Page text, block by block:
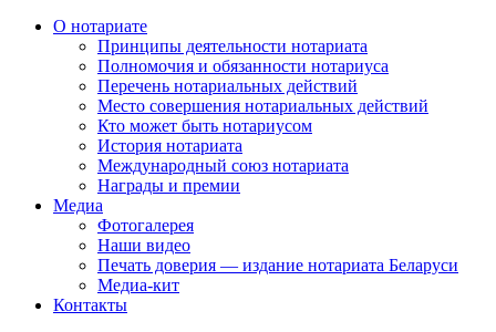
О нотариате
Принципы деятельности нотариата
Полномочия и обязанности нотариуса
Перечень нотариальных действий
Место совершения нотариальных действий
Кто может быть нотариусом
История нотариата
Международный союз нотариата
Награды и премии
Медиа
Фотогалерея
Наши видео
Печать доверия — издание нотариата Беларуси
Медиа-кит
Контакты